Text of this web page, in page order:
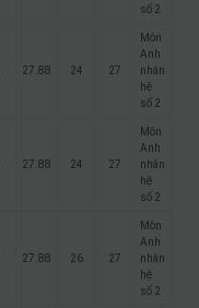
số 2
27.88 24 27
Môn
Anh
nhân
hệ
số 2
27.88 24 27
Môn
Anh
nhân
hệ
số 2
27.88 26 27
Môn
Anh
nhân
hệ
số 2